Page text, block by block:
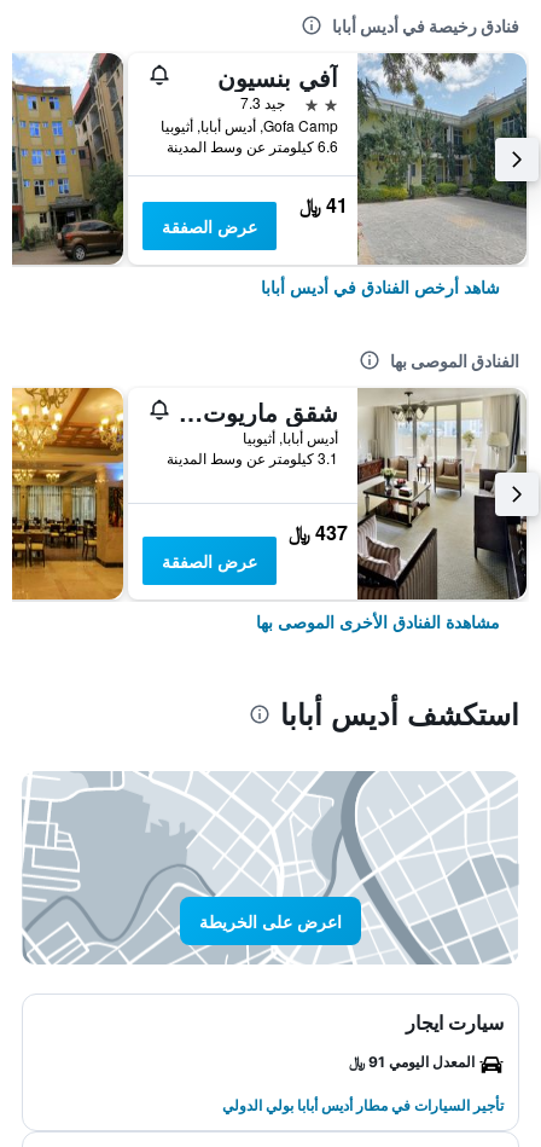
فنادق رخيصة في أديس أبابا
آفي بنسيون
2 نجمتين
جيد 7.3
Gofa Camp, أديس أبابا, أثيوبيا
6.6 كيلومتر عن وسط المدينة
41 ﷼
عرض الصفقة
شاهد أرخص الفنادق في أديس أبابا
الفنادق الموصى بها
شقق ماريوت التنفيذية أديس أبابا
أديس أبابا, أثيوبيا
3.1 كيلومتر عن وسط المدينة
437 ﷼
عرض الصفقة
مشاهدة الفنادق الأخرى الموصى بها
استكشف أديس أبابا
اعرض على الخريطة
سيارت ايجار
المعدل اليومي 91 ﷼
تأجير السيارات في مطار أديس أبابا بولي الدولي